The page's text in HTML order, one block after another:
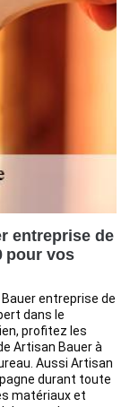
entreprise de
pour vos
entreprise de
dans le
profitez les
Artisan Bauer à
Aussi Artisan
durant toute
matériaux et